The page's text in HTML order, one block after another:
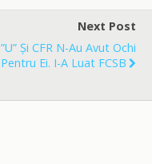
e
Next Post
”U” Și CFR N-Au Avut Ochi
Pentru Ei. I-A Luat FCSB